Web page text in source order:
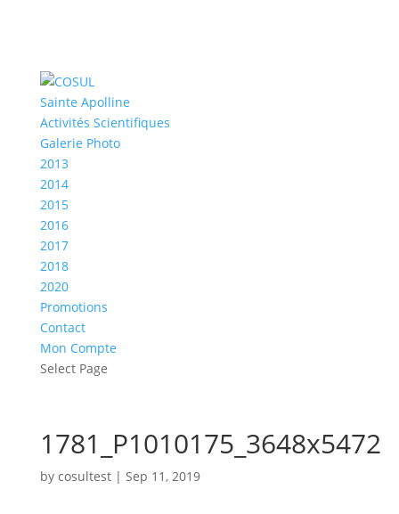
Sainte Apolline
Activités Scientifiques
Galerie Photo
2013
2014
2015
2016
2017
2018
2020
Promotions
Contact
Mon Compte
Select Page
1781_P1010175_3648x5472
by cosultest| Sep 11, 2019